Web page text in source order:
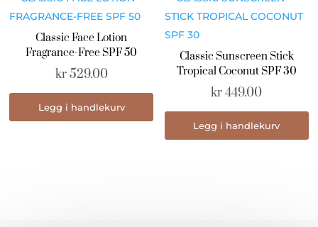
Classic Face Lotion
Fragrance-Free SPF 50
kr529.00
Legg i handlekurv
Classic Sunscreen Stick
Tropical Coconut SPF 30
kr449.00
Legg i handlekurv